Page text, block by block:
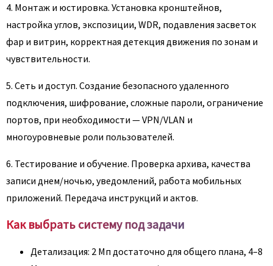
4. Монтаж и юстировка. Установка кронштейнов,
настройка углов, экспозиции, WDR, подавления засветок
фар и витрин, корректная детекция движения по зонам и
чувствительности.
5. Сеть и доступ. Создание безопасного удаленного
подключения, шифрование, сложные пароли, ограничение
портов, при необходимости — VPN/VLAN и
многоуровневые роли пользователей.
6. Тестирование и обучение. Проверка архива, качества
записи днем/ночью, уведомлений, работа мобильных
приложений. Передача инструкций и актов.
Как выбрать систему под задачи
Детализация: 2 Мп достаточно для общего плана, 4–8